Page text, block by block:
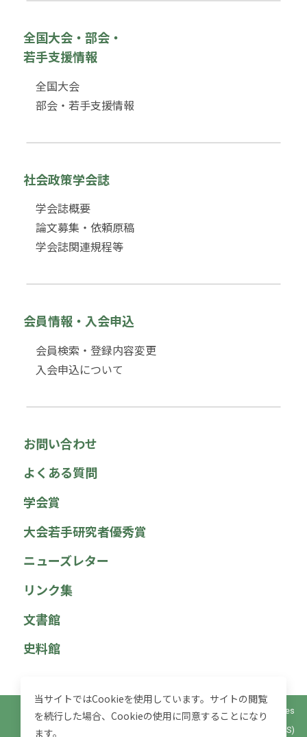
全国大会・部会・
若手支援情報
全国大会
部会・若手支援情報
社会政策学会誌
学会誌概要
論文募集・依頼原稿
学会誌関連規程等
会員情報・入会申込
会員検索・登録内容変更
入会申込について
お問い合わせ
よくある質問
学会賞
大会若手研究者優秀賞
ニューズレター
リンク集
文書館
史料館
© 2025 社会政策学会 Japan Association for Social Policy Studies
(JASPS)
当サイトではCookieを使用しています。サイトの閲覧
を続行した場合、Cookieの使用に同意することになり
ます。